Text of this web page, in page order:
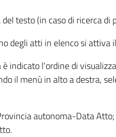
testo (in caso di ricerca di
degli atti in elenco si
indicato l'ordine di
il menù in alto a destra,
autonoma-Data Atto;